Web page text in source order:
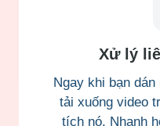
Xử lý
Ngay khi bạn
tải xuống video
tích nó. Nhanh